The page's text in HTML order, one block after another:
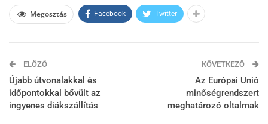
Megosztás Facebook Twitter
ELŐZŐ
Újabb útvonalakkal és
időpontokkal bővült az
ingyenes diákszállítás
KÖVETKEZŐ
Az Európai Unió
minőségrendszert
meghatározó oltalmak